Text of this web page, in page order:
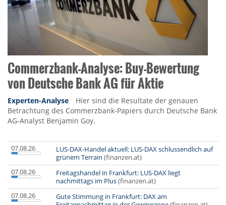
Commerzbank-Analyse: Buy-Bewertung
von Deutsche Bank AG für Aktie
Experten-Analyse
Hier sind die Resultate der genauen
Betrachtung des Commerzbank-Papiers durch Deutsche Bank
AG-Analyst Benjamin Goy.
07.08.26
LUS-DAX-Handel aktuell: LUS-DAX schlussendlich auf
grünem Terrain (finanzen.at)
07.08.26
Freitagshandel in Frankfurt: LUS-DAX liegt
nachmittags im Plus(finanzen.at)
07.08.26
Gute Stimmung in Frankfurt: DAX am